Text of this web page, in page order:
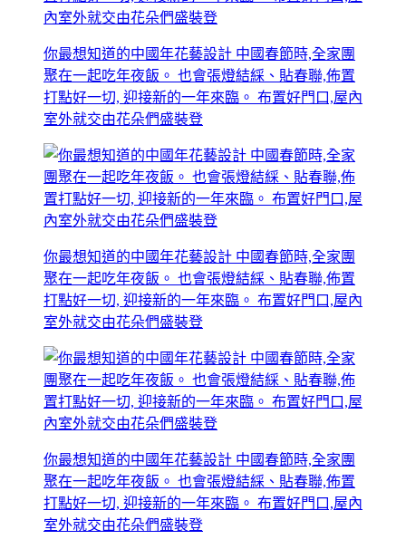
你最想知道的中國年花藝設計 中國春節時,全家團
聚在一起吃年夜飯。 也會張燈結綵、貼春聯,佈置
打點好一切, 迎接新的一年來臨。 布置好門口,屋內
室外就交由花朵們盛裝登
你最想知道的中國年花藝設計 中國春節時,全家團
聚在一起吃年夜飯。 也會張燈結綵、貼春聯,佈置
打點好一切, 迎接新的一年來臨。 布置好門口,屋內
室外就交由花朵們盛裝登
你最想知道的中國年花藝設計 中國春節時,全家團
聚在一起吃年夜飯。 也會張燈結綵、貼春聯,佈置
打點好一切, 迎接新的一年來臨。 布置好門口,屋內
室外就交由花朵們盛裝登